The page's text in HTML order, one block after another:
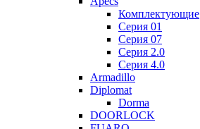
Комплектующие
Серия 01
Серия 07
Серия 2.0
Серия 4.0
Armadillo
Diplomat
Dorma
DOORLOCK